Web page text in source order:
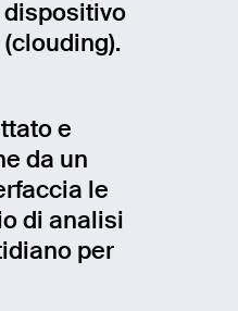
dispositivo
e
da un
le
di analisi
per